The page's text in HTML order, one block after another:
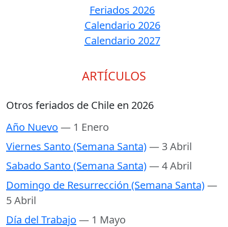
Feriados 2026
Calendario 2026
Calendario 2027
ARTÍCULOS
Otros feriados de Chile en 2026
Año Nuevo — 1 Enero
Viernes Santo (Semana Santa)— 3 Abril
Sabado Santo (Semana Santa)— 4 Abril
Domingo de Resurrección (Semana Santa)—
5 Abril
Día del Trabajo — 1 Mayo